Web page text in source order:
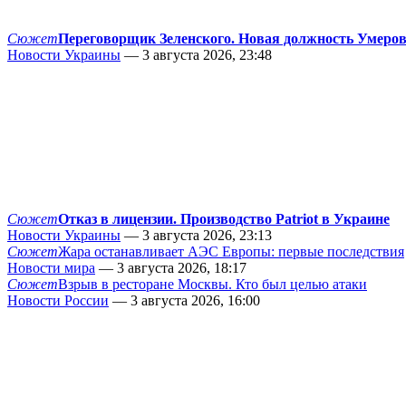
СюжетПереговорщик Зеленского. Новая должность
Новости Украины — 3 августа 2026, 23:48
СюжетОтказ в лицензии. Производство Patriot в Украине
Новости Украины — 3 августа 2026, 23:13
СюжетЖара останавливает АЭС Европы: первые последствия
Новости мира — 3 августа 2026, 18:17
СюжетВзрыв в ресторане Москвы. Кто был целью атаки
Новости России — 3 августа 2026, 16:00